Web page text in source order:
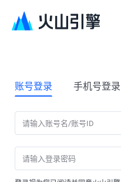
账号登录 手机号登录